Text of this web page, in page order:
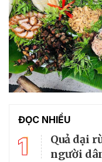
ĐỌC NHIỀU
1
Quả dại
người